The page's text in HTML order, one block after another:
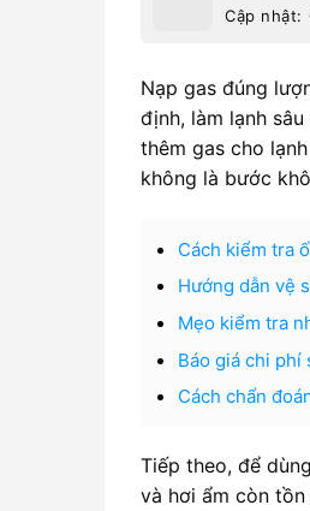
Cập nhật:
Nạp gas đúng
định, làm lạnh
thêm gas cho
không là bước
Cách kiểm tra
Hướng dẫn vệ
Mẹo kiểm tra
Báo giá chi phí
Cách chẩn
Tiếp theo, để
và hơi ẩm còn